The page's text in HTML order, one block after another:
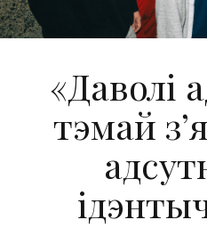
«Даволі
тэмай